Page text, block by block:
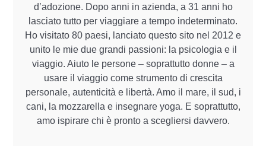
d’adozione. Dopo anni in azienda, a 31 anni ho
lasciato tutto per viaggiare a tempo indeterminato.
Ho visitato 80 paesi, lanciato questo sito nel 2012 e
unito le mie due grandi passioni: la psicologia e il
viaggio. Aiuto le persone – soprattutto donne – a
usare il viaggio come strumento di crescita
personale, autenticità e libertà. Amo il mare, il sud, i
cani, la mozzarella e insegnare yoga. E soprattutto,
amo ispirare chi è pronto a scegliersi davvero.